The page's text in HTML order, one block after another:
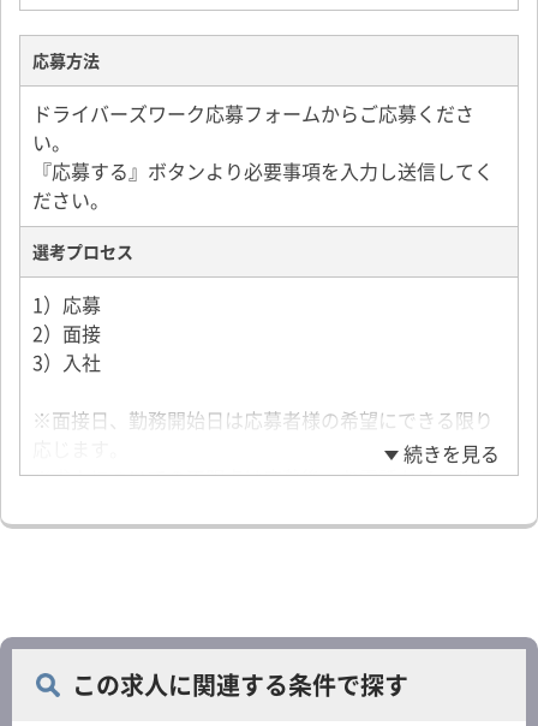
応募方法
ドライバーズワーク応募フォームからご応募くださ
い。
『応募する』ボタンより必要事項を入力し送信してく
ださい。
選考プロセス
1）応募
2）面接
3）入社
※面接日、勤務開始日は応募者様の希望にできる限り
※求人についての不明点は応募後、お電話かメールに
続きを見る
この求人に関連する条件で探す